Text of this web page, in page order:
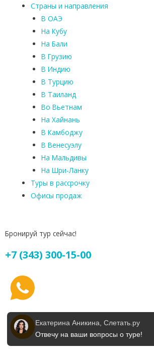
Страны и направления
В ОАЭ
На Кубу
На Бали
В Грузию
В Индию
В Турцию
В Таиланд
Во Вьетнам
На Хайнань
В Камбоджу
В Венесуэлу
На Мальдивы
На Шри-Ланку
Туры в рассрочку
Офисы продаж
Бронируй тур сейчас!
+7 (343) 300-15-00
Екатерина Аникина, Слетать.ру
Отвечу на ваши вопросы о туре!